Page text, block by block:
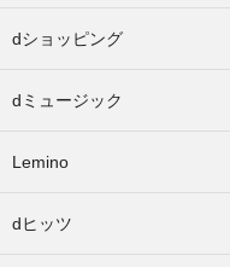
dショッピング
dミュージック
Lemino
dヒッツ